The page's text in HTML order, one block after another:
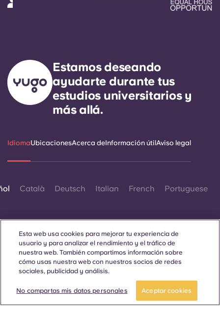
Estamos deseando
ayudarte durante tus
estudios universitarios y
más allá.
IdiomaUbicacionesAcerca deInformación útilAviso legal
Català Deutsch Italian French Portuguese
Contáctanos
Siempre que en esta página web aparezcan palabras que
Esta web usa cookies para mejorar tu experiencia de
usuario y para analizar el rendimiento y el tráfico de
nuestra web. También compartimos información sobre
cómo usas nuestra web con nuestros socios de redes
sociales, publicidad y análisis.
No compartas mis datos personales Aceptar cookies